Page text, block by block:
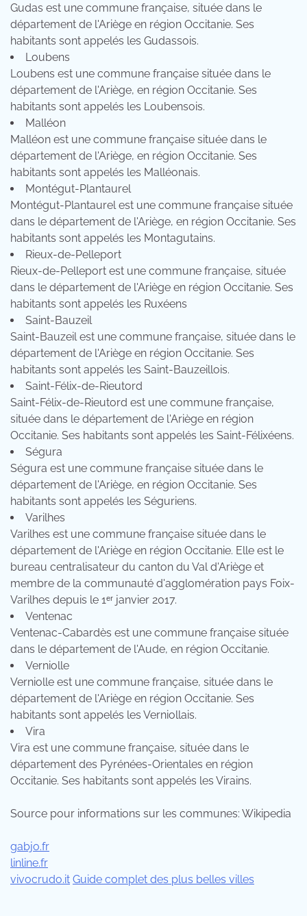
Gudas est une commune française, située dans le
département de l'Ariège en région Occitanie. Ses
habitants sont appelés les Gudassois.
Loubens
Loubens est une commune française située dans le
département de l'Ariège, en région Occitanie. Ses
habitants sont appelés les Loubensois.
Malléon
Malléon est une commune française située dans le
département de l'Ariège, en région Occitanie. Ses
habitants sont appelés les Malléonais.
Montégut-Plantaurel
Montégut-Plantaurel est une commune française située
dans le département de l'Ariège, en région Occitanie. Ses
habitants sont appelés les Montagutains.
Rieux-de-Pelleport
Rieux-de-Pelleport est une commune française, située
dans le département de l'Ariège en région Occitanie. Ses
habitants sont appelés les Ruxéens
Saint-Bauzeil
Saint-Bauzeil est une commune française, située dans le
département de l'Ariège en région Occitanie. Ses
habitants sont appelés les Saint-Bauzeillois.
Saint-Félix-de-Rieutord
Saint-Félix-de-Rieutord est une commune française,
située dans le département de l'Ariège en région
Occitanie. Ses habitants sont appelés les Saint-Félixéens.
Ségura
Ségura est une commune française située dans le
département de l'Ariège, en région Occitanie. Ses
habitants sont appelés les Séguriens.
Varilhes
Varilhes est une commune française située dans le
département de l'Ariège en région Occitanie. Elle est le
bureau centralisateur du canton du Val d'Ariège et
membre de la communauté d'agglomération pays Foix-
Varilhes depuis le 1ᵉʳ janvier 2017.
Ventenac
Ventenac-Cabardès est une commune française située
dans le département de l'Aude, en région Occitanie.
Verniolle
Verniolle est une commune française, située dans le
département de l'Ariège en région Occitanie. Ses
habitants sont appelés les Verniollais.
Vira
Vira est une commune française, située dans le
département des Pyrénées-Orientales en région
Occitanie. Ses habitants sont appelés les Virains.
Source pour informations sur les communes: Wikipedia
gabjo.fr
linline.fr
vivocrudo.it Guide complet des plus belles villes